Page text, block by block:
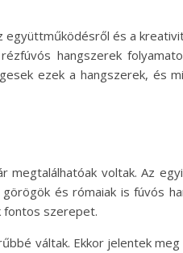
és a
hangszerek
ezek a hangszerek, és
voltak. Az
és rómaiak is fúvós
fontos szerepet.
váltak. Ekkor jelentek